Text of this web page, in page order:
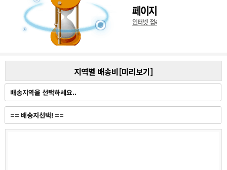
지역별 배송비[미리보기]